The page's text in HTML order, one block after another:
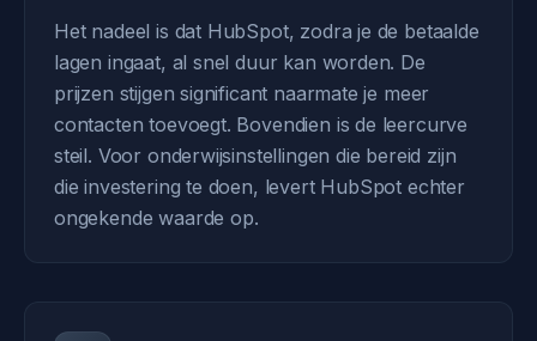
Het nadeel is dat HubSpot, zodra je de betaalde
lagen ingaat, al snel duur kan worden. De
prijzen stijgen significant naarmate je meer
contacten toevoegt. Bovendien is de leercurve
steil. Voor onderwijsinstellingen die bereid zijn
die investering te doen, levert HubSpot echter
ongekende waarde op.